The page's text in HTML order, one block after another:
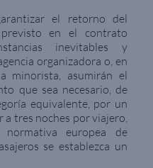
el retorno del
en el contrato
inevitables y
organizadora o, en
minorista, asumirán el
que sea necesario, de
equivalente, por un
tres noches por viajero,
europea de
se establezca un